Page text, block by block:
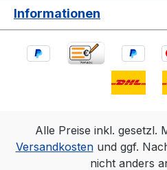
Informationen
Alle Preise inkl. gesetzl.
Versandkostenund ggf.
nicht anders